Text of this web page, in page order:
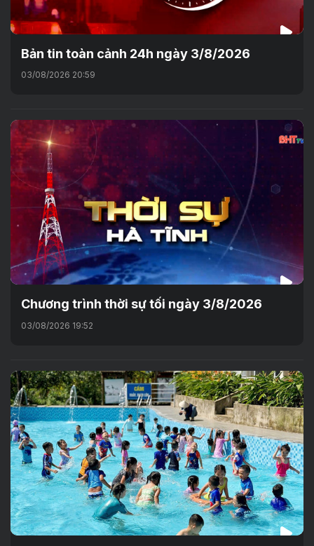
Bản tin toàn cảnh 24h ngày 3/8/2026
03/08/2026 20:59
Chương trình thời sự tối ngày 3/8/2026
03/08/2026 19:52